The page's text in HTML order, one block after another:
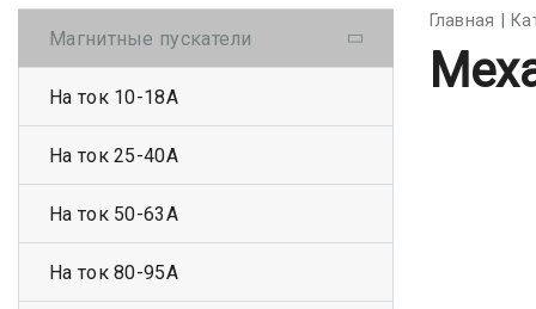
Главная
Магнитные пускатели
На ток 10-18А
На ток 25-40А
На ток 50-63А
На ток 80-95А